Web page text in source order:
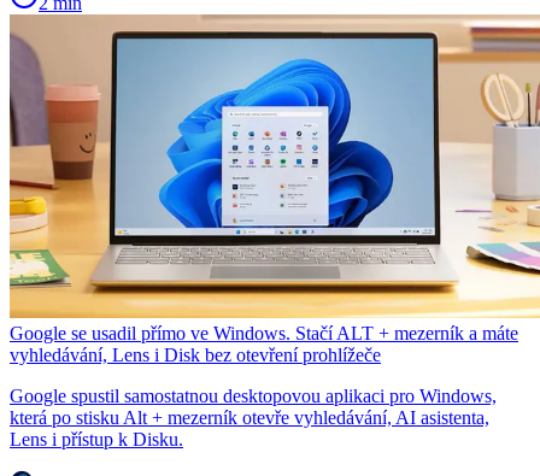
Google se usadil přímo ve Windows. Stačí ALT + mezerník a máte
vyhledávání, Lens i Disk bez otevření prohlížeče
Google spustil samostatnou desktopovou aplikaci pro Windows,
která po stisku Alt + mezerník otevře vyhledávání, AI asistenta,
Lens i přístup k Disku.